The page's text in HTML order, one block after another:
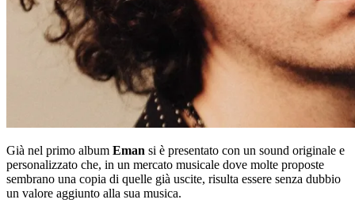
Già nel primo album Eman si è presentato con un sound originale e
personalizzato che, in un mercato musicale dove molte proposte
sembrano una copia di quelle già uscite, risulta essere senza dubbio
un valore aggiunto alla sua musica.